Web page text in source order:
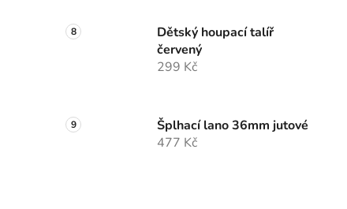
Dětský houpací talíř
červený
299 Kč
Šplhací lano 36mm jutové
477 Kč